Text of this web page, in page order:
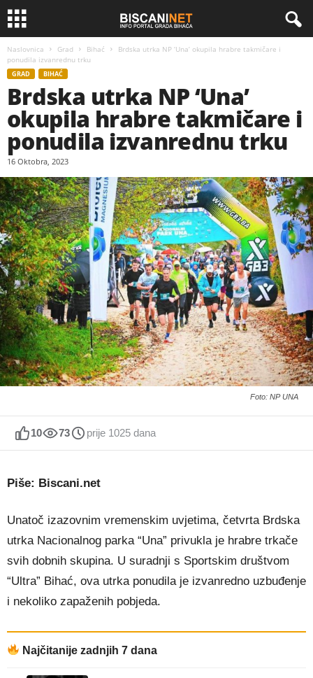
Naslovnica Grad Bihać
Brdska utrka NP ‘Una’ okupila hrabre takmičare i
ponudila izvanrednu trku
GRAD BIHAĆ
Brdska utrka NP ‘Una’
okupila hrabre takmičare i
ponudila izvanrednu trku
16 Oktobra, 2023
Foto: NP UNA
10 73 prije 1025 dana
Piše: Biscani.net
Unatoč izazovnim vremenskim uvjetima, četvrta Brdska
utrka Nacionalnog parka “Una” privukla je hrabre trkače
svih dobnih skupina. U suradnji s Sportskim društvom
“Ultra” Bihać, ova utrka ponudila je izvanredno uzbuđenje
i nekoliko zapaženih pobjeda.
Najčitanije zadnjih 7 dana